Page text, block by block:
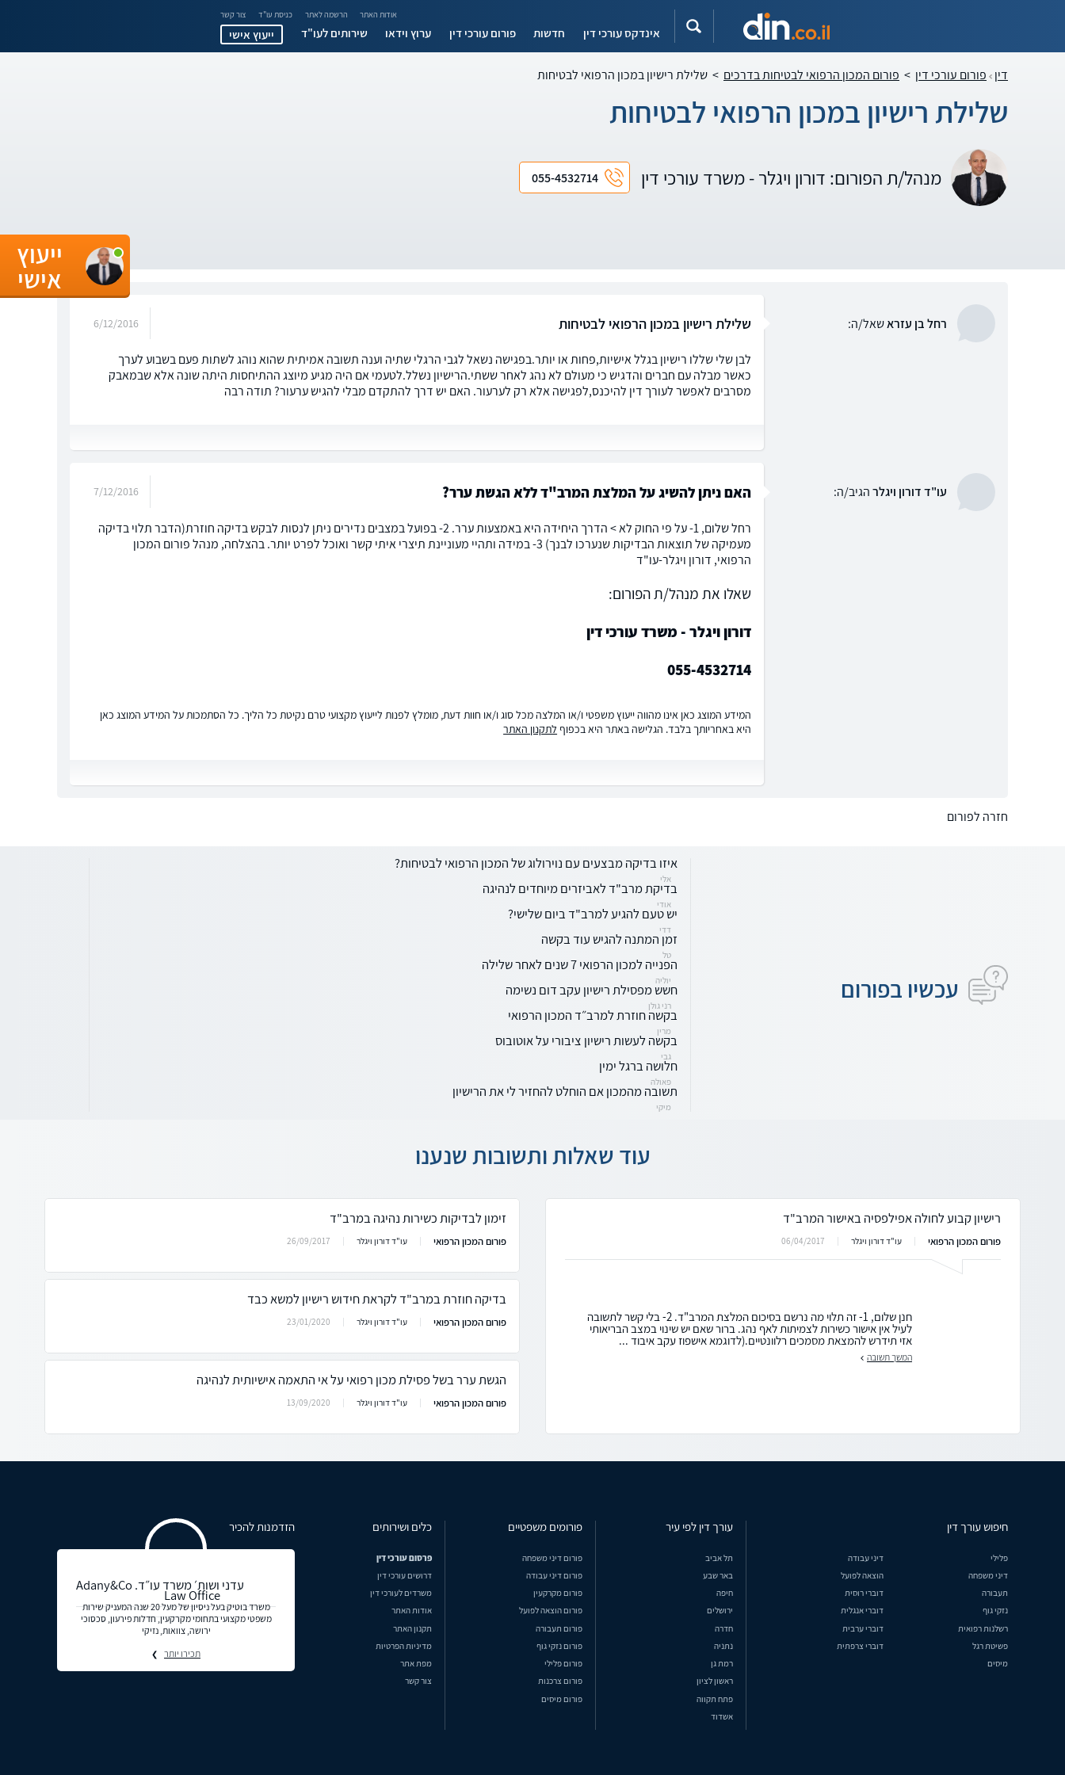
אודות האתר הרשמה לאתר כניסת עו"ד צור קשר
אינדקס עורכי דין חדשות פורום עורכי דין ערוץ וידאו שירותים לעו"ד ייעוץ אישי
דין פורום עורכי דין > פורום המכון הרפואי לבטיחות בדרכים > שלילת רישיון במכון הרפואי לבטיחות
שלילת רישיון במכון הרפואי לבטיחות
מנהל/ת הפורום: דורון ויגלר - משרד עורכי דין 055-4532714
רחל בן עזראשאל/ה: שלילת רישיון במכון הרפואי לבטיחות 6/12/2016
לבן שלי שללו רישיון בגלל אישיות,פחות או יותר.בפגישה נשאל לגבי הרגלי שתיה וענה תשובה אמיתית שהוא נוהג לשתות פעם בשבוע לערך
כאשר מבלה עם חברים והדגיש כי מעולם לא נהג לאחר ששתי.הרישיון נשלל.לטעמי אם היה מגיע מיוצג ההתיחסות היתה שונה אלא שבמאבק
מסרבים לאפשר לעורך דין להיכנס,לפגישה אלא רק לערעור. האם יש דרך להתקדם מבלי להגיש ערעור? תודה רבה
עו"ד דורון ויגלרהגיב/ה: האם ניתן להשיג על המלצת המרב"ד ללא הגשת ערר? 7/12/2016
רחל שלום, 1- על פי החוק לא > הדרך היחידה היא באמצעות ערר. 2- בפועל במצבים נדירים ניתן לנסות לבקש בדיקה חוזרת(הדבר תלוי בדיקה
מעמיקה של תוצאות הבדיקות שנערכו לבנך) 3- במידה ותהיי מעוניינת תיצרי איתי קשר ואוכל לפרט יותר. בהצלחה, מנהל פורום המכון
הרפואי, דורון ויגלר-עו"ד
שאלו את מנהל/ת הפורום:
דורון ויגלר - משרד עורכי דין
055-4532714
המידע המוצג כאן אינו מהווה ייעוץ משפטי ו/או המלצה מכל סוג ו/או חוות דעת, מומלץ לפנות לייעוץ מקצועי טרם נקיטת כל הליך. כל הסתמכות על המידע המוצג כאן
היא באחריותך בלבד. הגלישה באתר היא בכפוף לתקנון האתר
חזרה לפורום
עכשיו בפורום
איזו בדיקה מבצעים עם נוירולוג של המכון הרפואי לבטיחות?
אלי
בדיקת מרב"ד לאביזרים מיוחדים לנהיגה
אודי
יש טעם להגיע למרב"ד ביום שלישי?
דדי
זמן המתנה להגיש עוד בקשה
טל
הפנייה למכון הרפואי 7 שנים לאחר שלילה
יוליה
חשש מפסילת רישיון עקב דום נשימה
רני גולן
בקשה חוזרת למרב״ד המכון הרפואי
מרין
בקשה לעשות רישיון ציבורי על אוטובוס
גבי
חלושה ברגל ימין
פאולה
תשובה מהמכון אם הוחלט להחזיר לי את הרישיון
מיקי
עוד שאלות ותשובות שנענו
רישיון קבוע לחולה אפילפסיה באישור המרב"ד
פורום המכון הרפואי עו"ד דורון ויגלר 06/04/2017
חנן שלום, 1- זה תלוי מה נרשם בסיכום המלצת המרב"ד. 2- בלי קשר לתשובה
לעיל אין אישור כשירות לצמיתות לאף נהג. ברור שאם יש שינוי במצב הבריאותי
אזי תידרש להמצאת מסמכים רלוונטיים.(לדוגמא אישפוז עקב איבוד ...
המשך תשובה
זימון לבדיקות כשירות נהיגה במרב"ד
פורום המכון הרפואי עו"ד דורון ויגלר 26/09/2017
בדיקה חוזרת במרב"ד לקראת חידוש רישיון למשא כבד
פורום המכון הרפואי עו"ד דורון ויגלר 23/01/2020
הגשת ערר בשל פסילת מכון רפואי על אי התאמה אישיותית לנהיגה
פורום המכון הרפואי עו"ד דורון ויגלר 13/09/2020
ייעוץ
אישי
חיפוש עורך דין
פלילי
דיני עבודה
דיני משפחה
הוצאה לפועל
תעבורה
דוברי רוסית
נזקי גוף
דוברי אנגלית
רשלנות רפואית
דוברי ערבית
פשיטת רגל
דוברי צרפתית
מיסים
עורך דין לפי עיר
תל אביב
באר שבע
חיפה
ירושלים
חדרה
נתניה
רמת גן
ראשון לציון
פתח תקווה
אשדוד
פורומים משפטיים
פורום דיני משפחה
פורום דיני עבודה
פורום מקרקעין
פורום הוצאה לפועל
פורום תעבורה
פורום נזקי גוף
פורום פלילי
פורום צרכנות
פורום מיסים
כלים ושירותים
פרסום עורכי דין
דרושים עורכי דין
משרדים לעורכי דין
אודות האתר
תקנון האתר
מדיניות הפרטיות
מפת אתר
צור קשר
הזדמנות להכיר
עדני ושות׳ משרד עו״ד. Adany&Co
Law Office
משרד בוטיק בעל ניסיון של מעל 20 שנה המעניק שירות
משפטי מקצועי בתחומי מקרקעין, חדלות פירעון, סכסוכי
ירושה, צוואות, נזיקי
תכירו יותר